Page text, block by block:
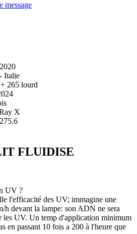
message
Italie
265 lourd
X
FLUIDISE
UV ?
l'efficacité des UV; immagine une
h devant la lampe: son ADN ne sera
les UV. Un temp d'application minimum
en passant 10 fois a 200 à l'heure que